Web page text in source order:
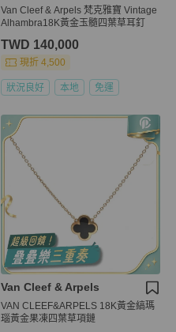
Van Cleef & Arpels 梵克雅寶 Vintage
Alhambra18K黃金玉髓四葉草耳釘
TWD 140,000
現折 4,500
狀況良好 本地 免運
Van Cleef & Arpels
VAN CLEEF&ARPELS 18K黃金縞瑪
瑙黃金果凍四葉草項鏈